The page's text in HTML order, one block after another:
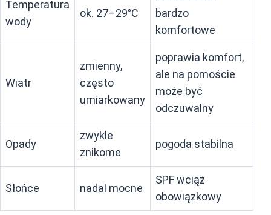
Temperatura
wody
ok. 27–29°C
bardzo
komfortowe
Wiatr
zmienny,
często
umiarkowany
poprawia komfort,
ale na pomoście
może być
odczuwalny
Opady
zwykle
znikome
pogoda stabilna
Słońce nadal mocne
SPF wciąż
obowiązkowy